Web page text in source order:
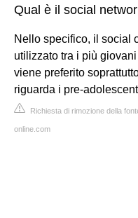
Qual è il social
Nello specifico, il social
utilizzato tra i più
viene preferito
riguarda i pre-
Richiesta di rimozione della
online.com